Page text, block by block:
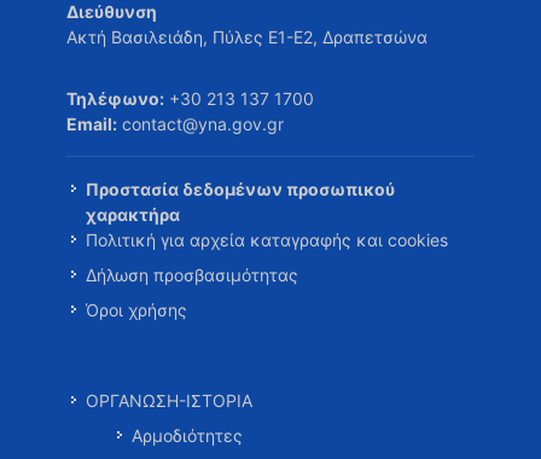
Διεύθυνση
Ακτή Βασιλειάδη, Πύλες Ε1-Ε2, Δραπετσώνα
Τηλέφωνο: +30 213 137 1700
Email: contact@yna.gov.gr
Προστασία δεδομένων προσωπικού
χαρακτήρα
Πολιτική για αρχεία καταγραφής και cookies
Δήλωση προσβασιμότητας
Όροι χρήσης
ΟΡΓΑΝΩΣΗ-ΙΣΤΟΡΙΑ
Αρμοδιότητες